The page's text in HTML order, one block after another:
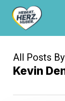
content
All Posts By
Kevin